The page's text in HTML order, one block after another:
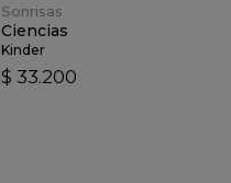
Sonrisas
Ciencias
Kinder
$ 33.200